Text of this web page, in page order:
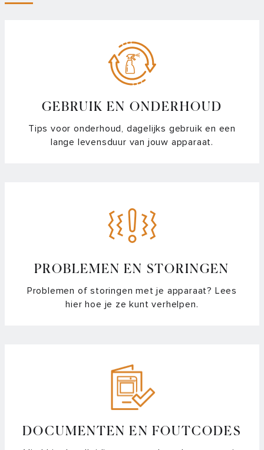
GEBRUIK EN ONDERHOUD
Tips voor onderhoud, dagelijks gebruik en een
lange levensduur van jouw apparaat.
PROBLEMEN EN STORINGEN
Problemen of storingen met je apparaat? Lees
hier hoe je ze kunt verhelpen.
DOCUMENTEN EN FOUTCODES